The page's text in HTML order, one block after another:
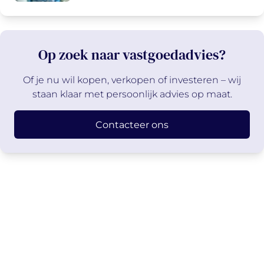
Op zoek naar vastgoedadvies?
Of je nu wil kopen, verkopen of investeren – wij
staan klaar met persoonlijk advies op maat.
Contacteer ons